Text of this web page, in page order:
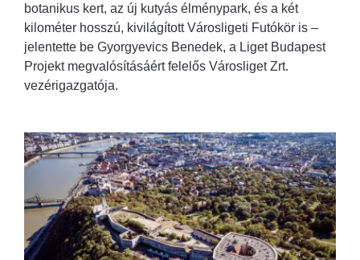
botanikus kert, az új kutyás élménypark, és a két
kilométer hosszú, kivilágított Városligeti Futókör is –
jelentette be Gyorgyevics Benedek, a Liget Budapest
Projekt megvalósításáért felelős Városliget Zrt.
vezérigazgatója.